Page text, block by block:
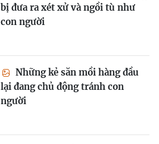
bị đưa ra xét xử và ngồi tù như
con người
Những kẻ săn mồi hàng đầu
lại đang chủ động tránh con
người